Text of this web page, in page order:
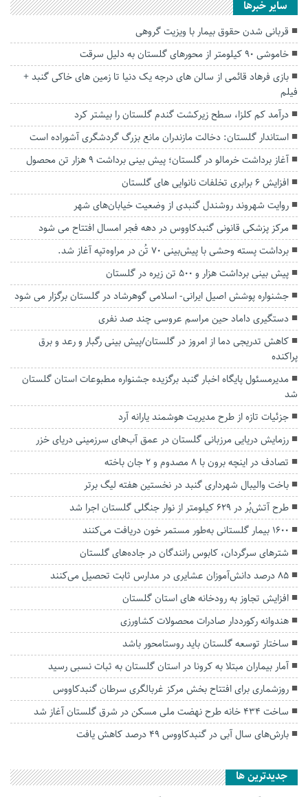
سایر خبرها
قربانی شدن حقوق بیمار با ویزیت گروهی
خاموشی ۹۰ کیلومتر از محورهای گلستان به دلیل سرقت
بازی فرهاد قائمی از سالن های درجه یک دنیا تا زمین های خاکی گنبد +
فیلم
درآمد کم کلزا، سطح زیرکشت گندم گلستان را بیشتر کرد
استاندار گلستان: دخالت مازندران مانع بزرگ گردشگری آشوراده است
آغاز برداشت خرمالو در گلستان؛ پیش بینی برداشت ۹ هزار تن محصول
افزایش ۶ برابری تخلفات نانوایی های گلستان
روایت شهروند روشندل گنبدی از وضعیت خیابان‌های شهر
مرکز پزشکی قانونی گنبدکاووس در دهه فجر امسال افتتاح می شود
برداشت پسته وحشی با پیش‌بینی ۷۰ تُن در مراوه‌تپه آغاز شد.
پیش بینی برداشت هزار و ۵۰۰ تن زیره در گلستان
جشنواره پوشش اصیل ایرانی- اسلامی گوهرشاد در گلستان برگزار می شود
دستگیری داماد حین مراسم عروسی چند صد نفری
کاهش تدریجی دما از امروز در گلستان/پیش بینی رگبار و رعد و برق
پراکنده
مدیرمسئول پایگاه اخبار گنبد برگزیده جشنواره مطبوعات استان گلستان
شد
جزئیات تازه از طرح مدیریت هوشمند یارانه آرد
رزمایش دریایی مرزبانی گلستان در عمق آب‌های سرزمینی دریای خزر
تصادف در اینچه برون با ۸ مصدوم و ۲ جان باخته
باخت والیبال شهرداری گنبد در نخستین هفته لیگ برتر
طرح آتش‌بُر در ۶۲۹ کیلومتر از نوار جنگلی گلستان اجرا شد
۱۶۰۰ بیمار گلستانی به‌طور مستمر خون دریافت می‌کنند
شترهای سرگردان، کابوس رانندگان در جاده‌های گلستان
۸۵ درصد دانش‌آموزان عشایری در مدارس ثابت تحصیل می‌کنند
افزایش تجاوز به رودخانه های استان گلستان
هندوانه رکورددار صادرات محصولات کشاورزی
ساختار توسعه گلستان باید روستامحور باشد
آمار بیماران مبتلا به کرونا در استان گلستان به ثبات نسبی رسید
روزشماری برای افتتاح بخش مرکز غربالگری سرطان گنبدکاووس
ساخت ۴۳۴ خانه طرح نهضت ملی مسکن در شرق گلستان آغاز شد
بارش‌های سال آبی در گنبدکاووس ۴۹ درصد کاهش یافت
جديدترين ها